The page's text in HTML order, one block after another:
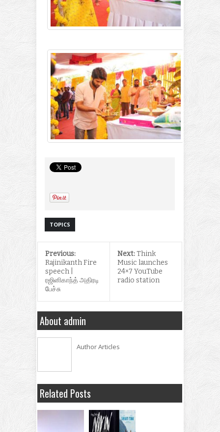
TOPICS
Previous:
Rajinikanth Fire
speech |
ரஜினிகாந்த் அதிரடி
பேச்சு
Next:Think
Music launches
24×7 YouTube
radio station
About admin
Author Articles
Related Posts